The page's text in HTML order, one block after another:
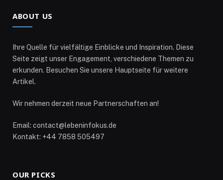
ABOUT US
Ihre Quelle für vielfältige Einblicke und Inspiration. Diese
Seite zeigt unser Engagement, verschiedene Themen zu
erkunden. Besuchen Sie unsere Hauptseite für weitere
Artikel.
Wir nehmen derzeit neue Partnerschaften an!
Email: contact@lebeninfokus.de
Kontakt: +44 7858 505497
OUR PICKS